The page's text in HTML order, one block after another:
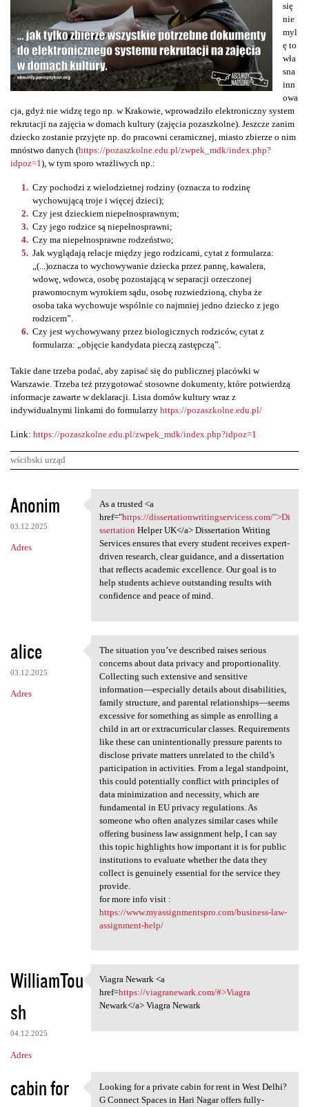
się
nie
myl
ę to
wła
sna
inn
owa
cja, gdyż nie widzę tego np. w Krakowie, wprowadziło elektroniczny system
rekrutacji na zajęcia w domach kultury (zajęcia pozaszkolne). Jeszcze zanim
dziecko zostanie przyjęte np. do pracowni ceramicznej, miasto zbierze o nim
mnóstwo danych (https://pozaszkolne.edu.pl/zwpek_mdk/index.php?
idpoz=1), w tym sporo wrażliwych np.:
Czy pochodzi z wielodzietnej rodziny (oznacza to rodzinę
wychowującą troje i więcej dzieci);
Czy jest dzieckiem niepełnosprawnym;
Czy jego rodzice są niepełnosprawni;
Czy ma niepełnosprawne rodzeństwo;
Jak wyglądają relacje między jego rodzicami, cytat z formularza:
„(...)oznacza to wychowywanie dziecka przez pannę, kawalera,
wdowę, wdowca, osobę pozostającą w separacji orzeczonej
prawomocnym wyrokiem sądu, osobę rozwiedzioną, chyba że
osoba taka wychowuje wspólnie co najmniej jedno dziecko z jego
rodzicem”.
Czy jest wychowywany przez biologicznych rodziców, cytat z
formularza: „objęcie kandydata pieczą zastępczą”.
Takie dane trzeba podać, aby zapisać się do publicznej placówki w
Warszawie. Trzeba też przygotować stosowne dokumenty, które potwierdzą
informacje zawarte w deklaracji. Lista domów kultury wraz z
indywidualnymi linkami do formularzy https://pozaszkolne.edu.pl/
Link: https://pozaszkolne.edu.pl/zwpek_mdk/index.php?idpoz=1
wścibski urząd
K
o
m
e
z
e
Anonim
03.12.2025
Adres
As a trusted <a href="https:
As a trusted <a
href="https://dissertationwritingservicess.com/">Di
ssertation Helper UK</a> Dissertation Writing
Services ensures that every student receives expert-
driven research, clear guidance, and a dissertation
that reflects academic excellence. Our goal is to
help students achieve outstanding results with
confidence and peace of mind.
alice
03.12.2025
Adres
The situation you’ve
The situation you’ve described raises serious
concerns about data privacy and proportionality.
Collecting such extensive and sensitive
information—especially details about disabilities,
family structure, and parental relationships—seems
excessive for something as simple as enrolling a
child in art or extracurricular classes. Requirements
like these can unintentionally pressure parents to
disclose private matters unrelated to the child’s
participation in activities. From a legal standpoint,
this could potentially conflict with principles of
data minimization and necessity, which are
fundamental in EU privacy regulations. As
someone who often analyzes similar cases while
offering business law assignment help, I can say
this topic highlights how important it is for public
institutions to evaluate whether the data they
collect is genuinely essential for the service they
provide.
for more info visit :
https://www.myassignmentspro.com/business-law-
assignment-help/
WilliamTou
sh
04.12.2025
Adres
Viagra Newark <a href=https:/
Viagra Newark <a
href=https://viagranewark.com/#>Viagra
Newark</a> Viagra Newark
cabin for
Looking for a private cabin
Looking for a private cabin for rent in West Delhi?
G Connect Spaces in Hari Nagar offers fully-